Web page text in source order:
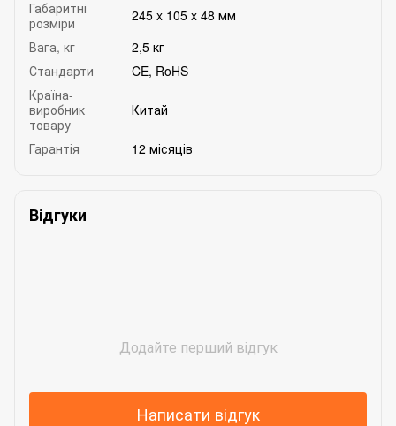
Габаритні
розміри
245 x 105 x 48 мм
Вага, кг
2,5 кг
Стандарти
CE, RoHS
Країна-
виробник
товару
Китай
Гарантія 12 місяців
Відгуки
Додайте перший відгук
Написати відгук